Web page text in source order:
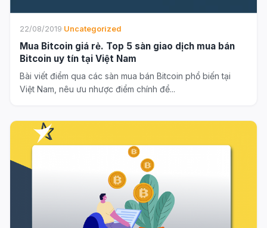
22/08/2019·Uncategorized
Mua Bitcoin giá rẻ. Top 5 sàn giao dịch mua bán
Bitcoin uy tín tại Việt Nam
Bài viết điểm qua các sàn mua bán Bitcoin phổ biến tại
Việt Nam, nêu ưu nhược điểm chính để...